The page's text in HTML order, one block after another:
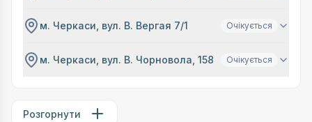
м. Черкаси, вул. В. Вергая 7/1 Очікується
м. Черкаси, вул. В. Чорновола, 158 Очікується
Розгорнути